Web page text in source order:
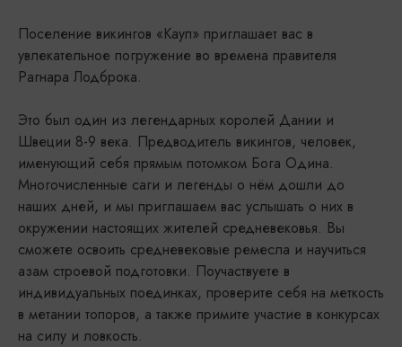
Поселение викингов «Кауп» приглашает вас в
увлекательное погружение во времена правителя
Рагнара Лодброка.
Это был один из легендарных королей Дании и
Швеции 8-9 века. Предводитель викингов, человек,
именующий себя прямым потомком Бога Одина.
Многочисленные саги и легенды о нём дошли до
наших дней, и мы приглашаем вас услышать о них в
окружении настоящих жителей средневековья. Вы
сможете освоить средневековые ремесла и научиться
азам строевой подготовки. Поучаствуете в
индивидуальных поединках, проверите себя на меткость
в метании топоров, а также примите участие в конкурсах
на силу и ловкость.